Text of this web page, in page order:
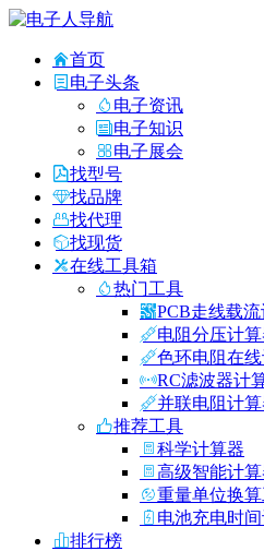
首页
电子头条
电子资讯
电子知识
电子展会
找型号
找品牌
找代理
找现货
在线工具箱
热门工具
PCB走线载
电阻分压计
色环电阻在
RC滤波器计
并联电阻计算
推荐工具
科学计算器
高级智能计算
重量单位换
电池充电时
排行榜